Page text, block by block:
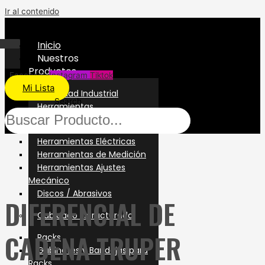
Ir al contenido
Inicio
Nuestros
Productos
Seguridad Industrial
Herramientas
Herramientas Manuales
Herramientas Eléctricas
Herramientas de Medición
Herramientas Ajustes
Mecánico
Discos / Abrasivos
Cableado Estructurado
Racks
Gabinetes y Bandejas para
Facebook Instagram Tiktok
Mi Lista
Search
DIFERENCIAL DE
CADENA TRUPER